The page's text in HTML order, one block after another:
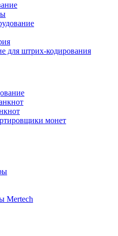
для штрих-кодирования
монет
Mertech